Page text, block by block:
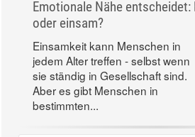
Emotionale Nähe entscheidet:
oder einsam?
Einsamkeit kann Menschen in
jedem Alter treffen - selbst wenn
sie ständig in Gesellschaft sind.
Aber es gibt Menschen in
bestimmten...